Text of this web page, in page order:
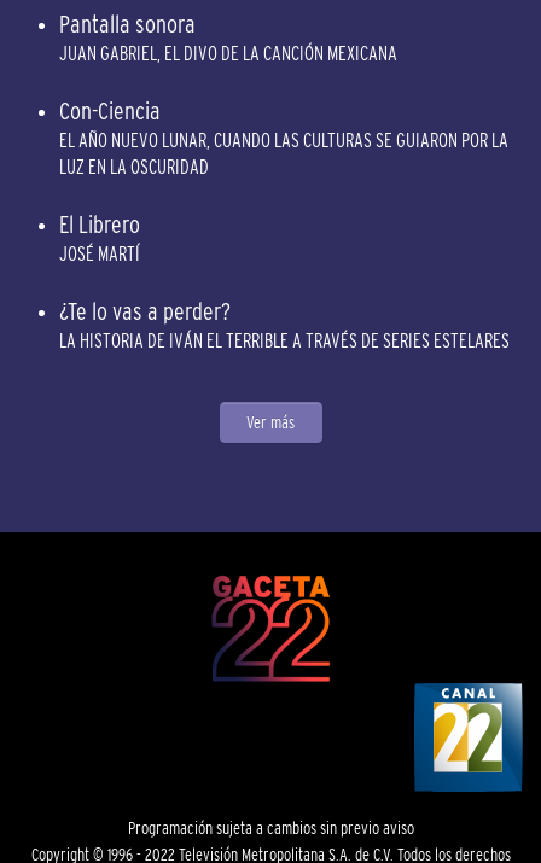
Pantalla sonora
JUAN GABRIEL, EL DIVO DE LA CANCIÓN MEXICANA
Con-Ciencia
EL AÑO NUEVO LUNAR, CUANDO LAS CULTURAS SE GUIARON POR LA
LUZ EN LA OSCURIDAD
El Librero
JOSÉ MARTÍ
¿Te lo vas a perder?
LA HISTORIA DE IVÁN EL TERRIBLE A TRAVÉS DE SERIES ESTELARES
Ver más
Programación sujeta a cambios sin previo aviso
Copyright © 1996 - 2022 Televisión Metropolitana S.A. de C.V. Todos los derechos